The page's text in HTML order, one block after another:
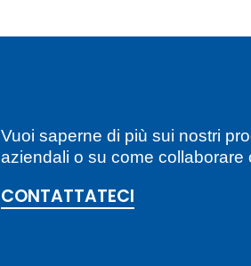
Vuoi saperne di più sui nostri
aziendali o su come collaborare
CONTATTATECI